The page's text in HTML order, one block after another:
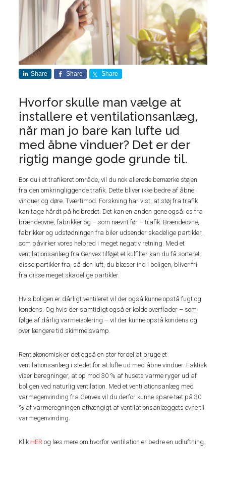
Share Share Share
Hvorfor skulle man vælge at
installere et ventilationsanlæg,
når man jo bare kan lufte ud
med åbne vinduer? Det er der
rigtig mange gode grunde til.
Bor du i et trafikeret område, vil du nok allerede bemærke støjen
fra den omkringliggende trafik. Dette bliver ikke bedre af åbne
vinduer og døre. Tværtimod. Forskning har vist, at støj fra trafik
kan tage hårdt på helbredet. Det kan en anden gene også; os fra
brændeovne, fabrikker og – som nævnt før – trafik. Brændeovne,
fabrikker og udstødningen fra biler udsender skadelige partikler,
som påvirker vores helbred i meget negativ retning. Med et
ventilationsanlæg fra Genvex tilføjet et kulfilter kan du få sorteret
disse partikler fra, så den luft, du blæser ind i boligen, bliver fri
fra disse meget skadelige partikler.
Hvis boligen er dårligt ventileret vil der også kunne opstå fugt og
kondens. Og hvis der samtidigt også er kolde overflader – som
følge af dårlig varmeisolering – vil der kunne opstå kondens og
over længere tid skimmelsvamp.
Rent økonomisk er det også en stor fordel at bruge et
ventilationsanlæg i stedet for at lufte ud med åbne vinduer. Faktisk
viser beregninger, at op mod 30 % af husets varme ryger ud af
boligen ved naturlig ventilation. Med et ventilationsanlæg med
varmegenvinding fra Genvex vil du derfor kunne spare tæt på 30
% af varmeregningen afhængigt af ventilationsanlæggets evne til
varmegenvinding.
KlikHER og læs mere om hvorfor ventilation er bedre en udluftning.